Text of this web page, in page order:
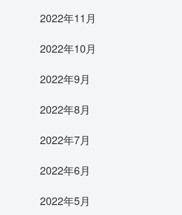
2022年11月
2022年10月
2022年9月
2022年8月
2022年7月
2022年6月
2022年5月